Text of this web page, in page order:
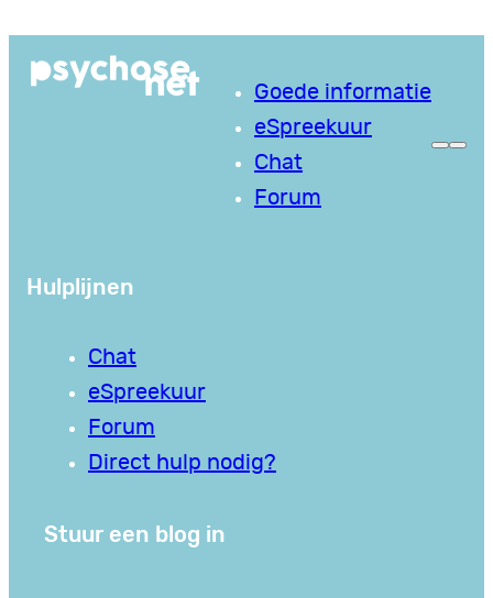
naar
Goede informatie
eSpreekuur
Chat
Forum
Hulplijnen
Chat
eSpreekuur
Forum
Direct hulp nodig?
Stuur een blog in